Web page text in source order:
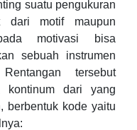
suatu pengukuran
dari motif maupun
motivasi bisa
sebuah instrumen
tersebut
kontinum dari yang
berbentuk kode yaitu